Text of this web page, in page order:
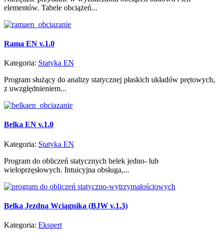
elementów. Tabele obciążeń...
Rama EN v.1.0
Kategoria: Statyka EN
Program służący do analizy statycznej płaskich układów prętowych,
z uwzględnieniem...
Belka EN v.1.0
Kategoria: Statyka EN
Program do obliczeń statycznych belek jedno- lub
wieloprzęsłowych. Intuicyjna obsługa,...
Belka Jezdna Wciągnika (BJW v.1.3)
Kategoria: Ekspert